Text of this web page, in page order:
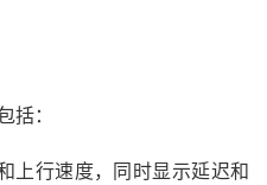
括：
上行速度，同时显示延迟和